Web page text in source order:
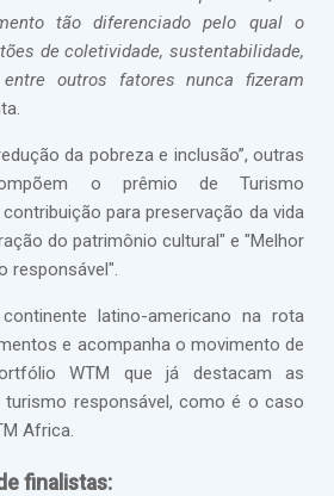
tão diferenciado pelo qual o
de coletividade, sustentabilidade,
outros fatores nunca fizeram
da pobreza e inclusão”, outras
o prêmio de Turismo
para preservação da vida
do patrimônio cultural" e "Melhor
responsável".
latino-americano na rota
e acompanha o movimento de
WTM que já destacam as
responsável, como é o caso
Africa.
finalistas: